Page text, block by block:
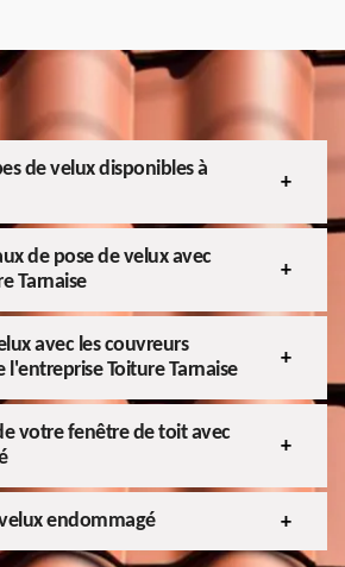
de velux disponibles à
de pose de velux avec
Tarnaise
avec les couvreurs
l'entreprise Toiture Tarnaise
votre fenêtre de toit avec
endommagé